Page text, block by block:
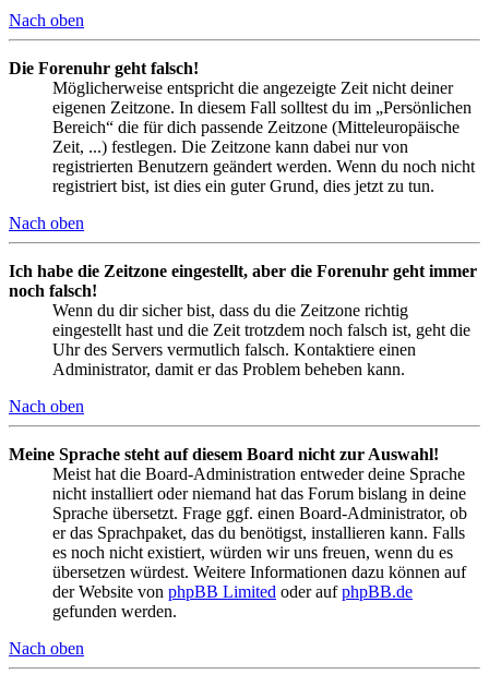
Nach oben
Die Forenuhr geht falsch!
Möglicherweise entspricht die angezeigte Zeit nicht deiner
eigenen Zeitzone. In diesem Fall solltest du im „Persönlichen
Bereich“ die für dich passende Zeitzone (Mitteleuropäische
Zeit, ...) festlegen. Die Zeitzone kann dabei nur von
registrierten Benutzern geändert werden. Wenn du noch nicht
registriert bist, ist dies ein guter Grund, dies jetzt zu tun.
Nach oben
Ich habe die Zeitzone eingestellt, aber die Forenuhr geht immer
noch falsch!
Wenn du dir sicher bist, dass du die Zeitzone richtig
eingestellt hast und die Zeit trotzdem noch falsch ist, geht die
Uhr des Servers vermutlich falsch. Kontaktiere einen
Administrator, damit er das Problem beheben kann.
Nach oben
Meine Sprache steht auf diesem Board nicht zur Auswahl!
Meist hat die Board-Administration entweder deine Sprache
nicht installiert oder niemand hat das Forum bislang in deine
Sprache übersetzt. Frage ggf. einen Board-Administrator, ob
er das Sprachpaket, das du benötigst, installieren kann. Falls
es noch nicht existiert, würden wir uns freuen, wenn du es
übersetzen würdest. Weitere Informationen dazu können auf
der Website von phpBB Limited oder aufphpBB.de
gefunden werden.
Nach oben